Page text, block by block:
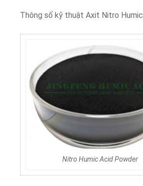
Thông số kỹ thuật Axit Nitro Humic
Nitro Humic Acid Powder